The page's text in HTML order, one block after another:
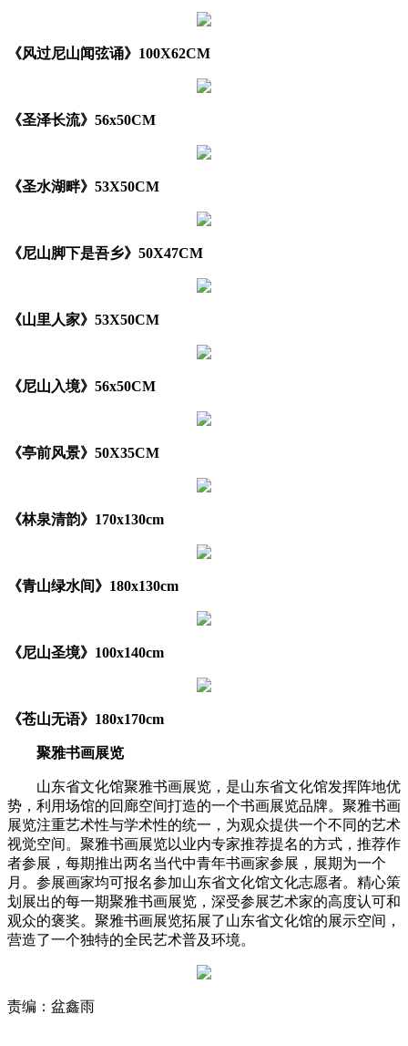
《风过尼山闻弦诵》100X62CM
《圣泽长流》56x50CM
《圣水湖畔》53X50CM
《尼山脚下是吾乡》50X47CM
《山里人家》53X50CM
《尼山入境》56x50CM
《亭前风景》50X35CM
《林泉清韵》170x130cm
《青山绿水间》180x130cm
《尼山圣境》100x140cm
《苍山无语》180x170cm
聚雅书画展览
山东省文化馆聚雅书画展览，是山东省文化馆发挥阵地优
势，利用场馆的回廊空间打造的一个书画展览品牌。聚雅书画
展览注重艺术性与学术性的统一，为观众提供一个不同的艺术
视觉空间。聚雅书画展览以业内专家推荐提名的方式，推荐作
者参展，每期推出两名当代中青年书画家参展，展期为一个
月。参展画家均可报名参加山东省文化馆文化志愿者。精心策
划展出的每一期聚雅书画展览，深受参展艺术家的高度认可和
观众的褒奖。聚雅书画展览拓展了山东省文化馆的展示空间，
营造了一个独特的全民艺术普及环境。
责编：盆鑫雨